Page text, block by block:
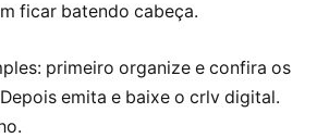
ficar batendo cabeça.
primeiro organize e confira os
emita e baixe o crlv digital.